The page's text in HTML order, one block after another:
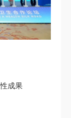
成果